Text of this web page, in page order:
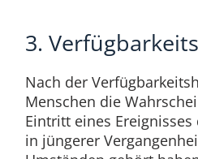
3.
Nach der
Menschen die
Eintritt eines
in jüngerer